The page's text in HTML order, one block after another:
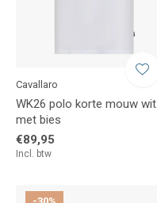
Cavallaro
WK26 polo korte mouw wit
met bies
€89,95
Incl. btw